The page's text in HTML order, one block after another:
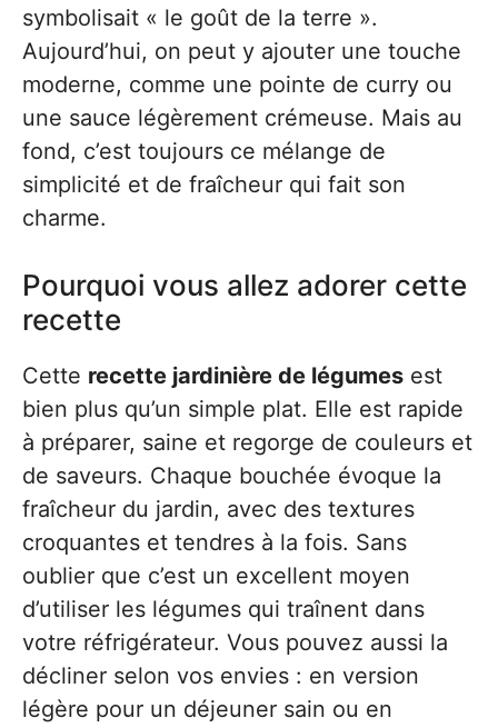
symbolisait « le goût de la terre ».
Aujourd’hui, on peut y ajouter une touche
moderne, comme une pointe de curry ou
une sauce légèrement crémeuse. Mais au
fond, c’est toujours ce mélange de
simplicité et de fraîcheur qui fait son
charme.
Pourquoi vous allez adorer cette
recette
Cette recette jardinière de légumes est
bien plus qu’un simple plat. Elle est rapide
à préparer, saine et regorge de couleurs et
de saveurs. Chaque bouchée évoque la
fraîcheur du jardin, avec des textures
croquantes et tendres à la fois. Sans
oublier que c’est un excellent moyen
d’utiliser les légumes qui traînent dans
votre réfrigérateur. Vous pouvez aussi la
décliner selon vos envies : en version
légère pour un déjeuner sain ou en